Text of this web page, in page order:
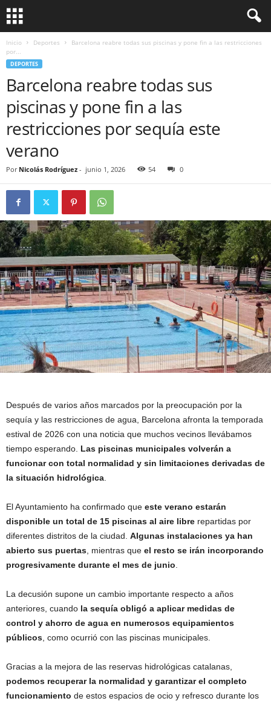
Inicio Deportes
Barcelona reabre todas sus piscinas y pone fin a las restricciones
por...
DEPORTES
Barcelona reabre todas sus
piscinas y pone fin a las
restricciones por sequía este
verano
Por Nicolás Rodríguez - junio 1, 2026 54 0
Después de varios años marcados por la preocupación por la
sequía y las restricciones de agua, Barcelona afronta la temporada
estival de 2026 con una noticia que muchos vecinos llevábamos
tiempo esperando. Las piscinas municipales volverán a
funcionar con total normalidad y sin limitaciones derivadas de
la situación hidrológica
El Ayuntamiento ha confirmado que este verano estarán
disponible un total de 15 piscinas al aire libre repartidas por
diferentes distritos de la ciudad. Algunas instalaciones ya han
abierto sus puertas , mientras que el resto se irán incorporando
progresivamente durante el mes de junio
La decusión supone un cambio importante respecto a años
anteriores, cuando la sequía obligó a aplicar medidas de
control y ahorro de agua en numerosos equipamientos
públicos , como ocurrió con las piscinas municipales.
Gracias a la mejora de las reservas hidrológicas catalanas,
podemos recuperar la normalidad y garantizar el completo
funcionamiento de estos espacios de ocio y refresco durante los